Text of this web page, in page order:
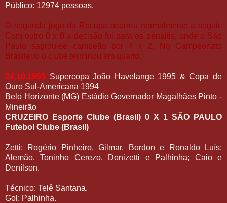
Público: 12974 pessoas.
O segundo jogo da Recopa ocorreu normalmente a seguir.
Com outro 0 x 0 a decisão foi para os pênaltis, onde o São
Paulo sagrou-se campeão por 4 x 2. No Campeonato
Brasileiro o clube terminou em quarto.
24.10.1995 Supercopa João Havelange 1995 & Copa de
Ouro Sul-Americana 1994
Belo Horizonte (MG) Estádio Governador Magalhães Pinto -
Mineirão
CRUZEIRO Esporte Clube (Brasil) 0 X 1 SÃO PAULO
Futebol Clube (Brasil)
Zetti; Rogério Pinheiro, Gilmar, Bordon e Ronaldo Luís;
Alemão, Toninho Cerezo, Donizetti e Palhinha; Caio e
Denílson.
Técnico: Telê Santana.
Gol: Palhinha.